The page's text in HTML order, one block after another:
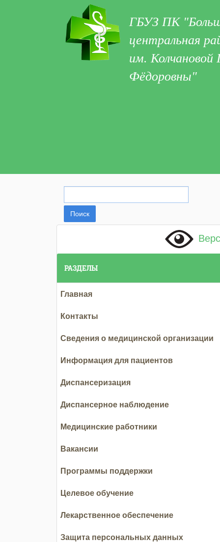
ГБУЗ ПК
центральная
им. Колчановой
Фёдоровны"
РАЗДЕЛЫ
Главная
Контакты
Сведения о медицинской организации
Информация для пациентов
Диспансеризация
Диспансерное наблюдение
Медицинские работники
Вакансии
Программы поддержки
Целевое обучение
Лекарственное обеспечение
Защита персональных данных